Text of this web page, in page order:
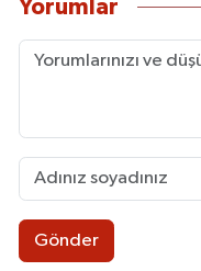
Yorumlar
Gönder